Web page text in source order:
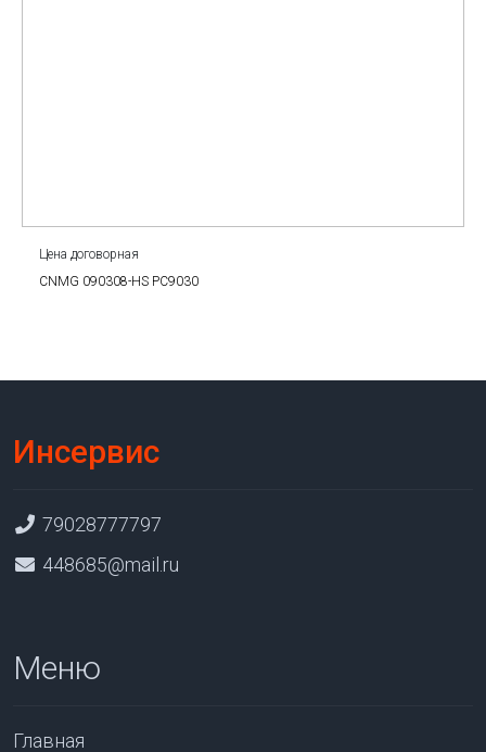
Цена договорная
CNMG 090308-HS PC9030
Инсервис
79028777797
448685@mail.ru
Меню
Главная